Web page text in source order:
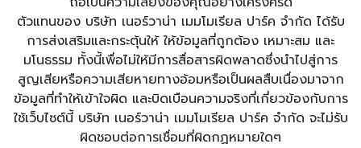
กับเรา
ตัวแทนของ บริษัท เนอร์วาน่า เมมโมเรียล ปาร์ค จำกัด ได้รับ
การส่งเสริมและกระตุ้นให้ ให้ข้อมูลที่ถูกต้อง เหมาะสม และ
มโนธรรม ทั้งนี้เพื่อไม่ให้มีการสื่อสารผิดพลาดซึ่งนำไปสู่การ
สูญเสียหรือความเสียหายทางอ้อมหรือเป็นผลสืบเนื่องมาจาก
ข้อมูลที่ทำให้เข้าใจผิด และบิดเบือนความจริงที่เกี่ยวข้องกับการ
ใช้เว็บไซต์นี้ บริษัท เนอร์วาน่า เมมโมเรียล ปาร์ค จำกัด จะไม่รับ
ผิดชอบต่อการเชื่อมที่ผิดกฏหมายใดๆ